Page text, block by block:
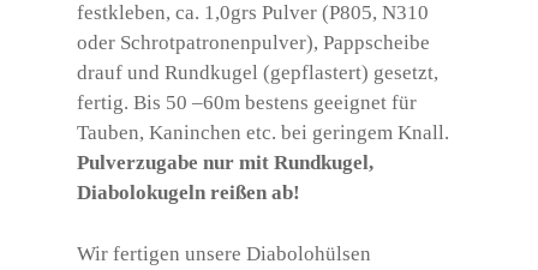
festkleben, ca. 1,0grs Pulver (P805, N310
oder Schrotpatronenpulver), Pappscheibe
drauf und Rundkugel (gepflastert) gesetzt,
fertig. Bis 50 –60m bestens geeignet für
Tauben, Kaninchen etc. bei geringem Knall.
Pulverzugabe nur mit Rundkugel,
Diabolokugeln reißen ab!
Wir fertigen unsere Diabolohülsen